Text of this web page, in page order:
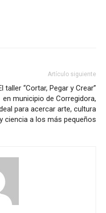
Artículo siguiente
taller “Cortar, Pegar y Crear”
en municipio de Corregidora,
para acercar arte, cultura
y ciencia a los más pequeños